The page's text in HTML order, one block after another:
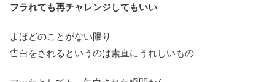
フラれても再チャレンジしてもいい
よほどのことがない限り
告白をされるというのは素直にうれしいもの